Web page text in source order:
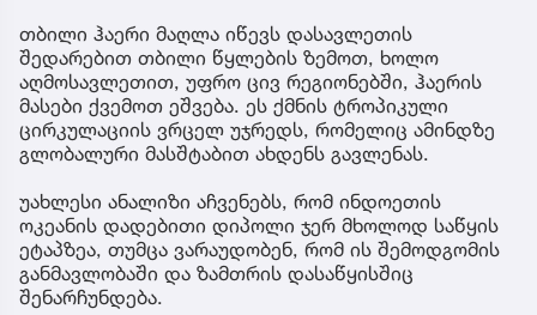
თბილი ჰაერი მაღლა იწევს დასავლეთის
შედარებით თბილი წყლების ზემოთ, ხოლო
აღმოსავლეთით, უფრო ცივ რეგიონებში, ჰაერის
მასები ქვემოთ ეშვება. ეს ქმნის ტროპიკული
ცირკულაციის ვრცელ უჯრედს, რომელიც ამინდზე
გლობალური მასშტაბით ახდენს გავლენას.
უახლესი ანალიზი აჩვენებს, რომ ინდოეთის
ოკეანის დადებითი დიპოლი ჯერ მხოლოდ საწყის
ეტაპზეა, თუმცა ვარაუდობენ, რომ ის შემოდგომის
განმავლობაში და ზამთრის დასაწყისშიც
შენარჩუნდება.